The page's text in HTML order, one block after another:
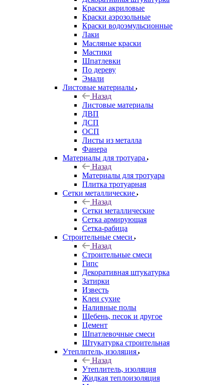
Краски акриловые
Краски аэрозольные
Краски водоэмульсионные
Лаки
Масляные краски
Мастики
Шпатлевки
По дереву
Эмали
Листовые материалы
Назад
Листовые материалы
ДВП
ДСП
ОСП
Листы из металла
Фанера
Материалы для тротуара
Назад
Материалы для тротуара
Плитка тротуарная
Сетки металлические
Назад
Сетки металлические
Сетка армирующая
Сетка-рабица
Строительные смеси
Назад
Строительные смеси
Гипс
Декоративная штукатурка
Затирки
Известь
Клеи сухие
Наливные полы
Щебень, песок и другое
Цемент
Шпатлевочные смеси
Штукатурка строительная
Утеплитель, изоляция
Назад
Утеплитель, изоляция
Жидкая теплоизоляция